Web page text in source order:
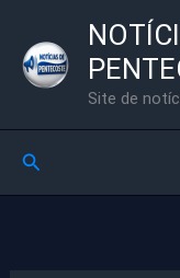
para
Site de
Pesquisar